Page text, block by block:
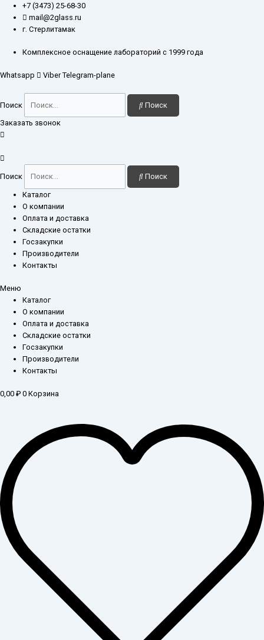
Перейти
содержимому
+7 (3473) 25-68-30
mail@2glass.ru
г. Стерлитамак
Комплексное оснащение лабораторий с 1999 года
Whatsapp Viber Telegram-plane
Поиск Поиск
Заказать звонок
Поиск Поиск
Каталог
О компании
Оплата и доставка
Складские остатки
Госзакупки
Производители
Контакты
Меню
Каталог
О компании
Оплата и доставка
Складские остатки
Госзакупки
Производители
Контакты
0,00 ₽ 0 Корзина
Количество
товара
Склянка
(Тищенко)